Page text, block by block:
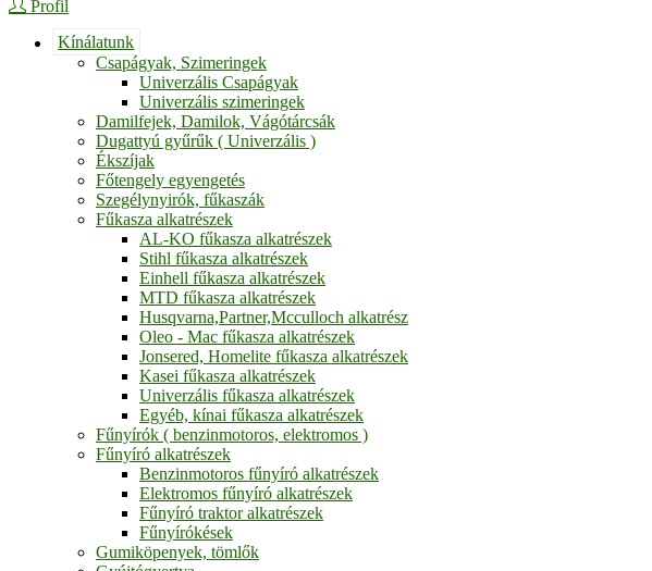
Profil
Kínálatunk
Csapágyak, Szimeringek
Univerzális Csapágyak
Univerzális szimeringek
Damilfejek, Damilok, Vágótárcsák
Dugattyú gyűrűk ( Univerzális )
Ékszíjak
Főtengely egyengetés
Szegélynyirók, fűkaszák
Fűkasza alkatrészek
AL-KO fűkasza alkatrészek
Stihl fűkasza alkatrészek
Einhell fűkasza alkatrészek
MTD fűkasza alkatrészek
Husqvarna,Partner,Mcculloch alkatrész
Oleo - Mac fűkasza alkatrészek
Jonsered, Homelite fűkasza alkatrészek
Kasei fűkasza alkatrészek
Univerzális fűkasza alkatrészek
Egyéb, kínai fűkasza alkatrészek
Fűnyírók ( benzinmotoros, elektromos )
Fűnyíró alkatrészek
Benzinmotoros fűnyíró alkatrészek
Elektromos fűnyíró alkatrészek
Fűnyíró traktor alkatrészek
Fűnyírókések
Gumiköpenyek, tömlők